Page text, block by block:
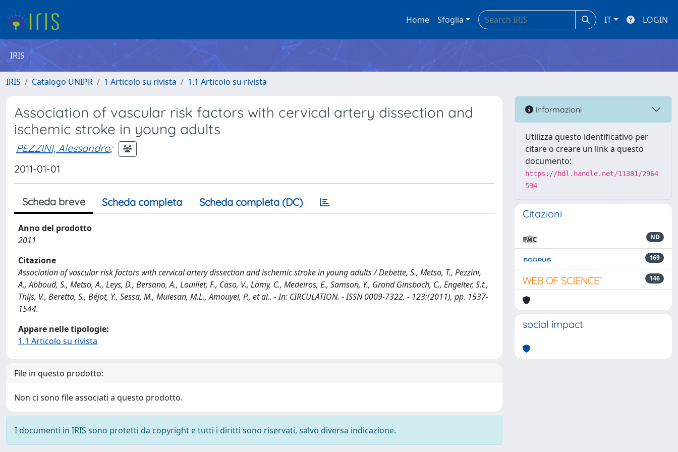
Home Sfoglia IT LOGIN
IRIS
IRIS Catalogo UNIPR 1 Articolo su rivista 1.1 Articolo su rivista
Association of vascular risk factors with cervical artery dissection and
ischemic stroke in young adults
PEZZINI, Alessandro;
2011-01-01
Scheda breve Scheda completa Scheda completa (DC)
Anno del prodotto
2011
Citazione
Association of vascular risk factors with cervical artery dissection and ischemic stroke in young adults / Debette, S., Metso, T., Pezzini,
A., Abboud, S., Metso, A., Leys, D., Bersano, A., Louillet, F., Caso, V., Lamy, C., Medeiros, E., Samson, Y., Grond Ginsbach, C., Engelter, S.t.,
Thijs, V., Beretta, S., Béjot, Y., Sessa, M., Muiesan, M.L., Amouyel, P., et al.. - In: CIRCULATION. - ISSN 0009-7322. - 123:(2011), pp. 1537-
1544.
Appare nelle tipologie:
1.1 Articolo su rivista
File in questo prodotto:
Non ci sono file associati a questo prodotto.
I documenti in IRIS sono protetti da copyright e tutti i diritti sono riservati, salvo diversa indicazione.
Informazioni
Utilizza questo identificativo per
citare o creare un link a questo
documento:
https://hdl.handle.net/11381/2964
594
Citazioni
ND
169
146
social impact